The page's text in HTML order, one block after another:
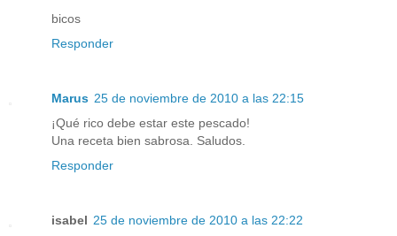
bicos
Responder
Marus 25 de noviembre de 2010 a las 22:15
¡Qué rico debe estar este pescado!
Una receta bien sabrosa. Saludos.
Responder
isabel 25 de noviembre de 2010 a las 22:22